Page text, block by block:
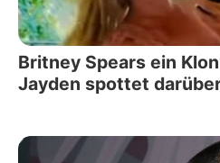
Britney Spears ein
Jayden spottet